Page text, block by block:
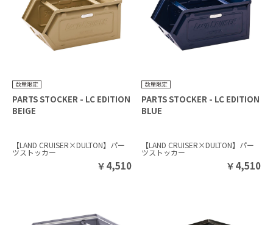
PARTS STOCKER - LC EDITION
BEIGE
【LAND CRUISER×DULTON】パー
ツストッカー
￥4,510
PARTS STOCKER - LC EDITION
BLUE
【LAND CRUISER×DULTON】パー
ツストッカー
￥4,510